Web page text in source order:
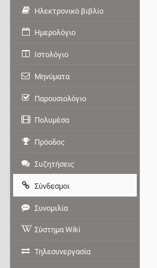
Ηλεκτρονικό βιβλίο
Ημερολόγιο
Ιστολόγιο
Μηνύματα
Παρουσιολόγιο
Πολυμέσα
Πρόοδος
Συζητήσεις
Σύνδεσμοι
Συνομιλία
Σύστημα Wiki
Τηλεσυνεργασία